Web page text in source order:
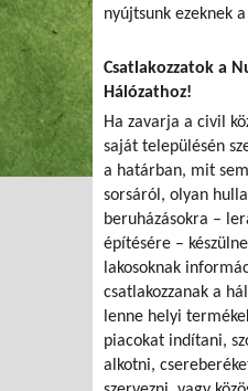
nyújtsunk ezeknek
Csatlakozzatok a
Hálózathoz!
Ha zavarja a civil
saját településén
a határban, mit
sorsáról, olyan
beruházásokra –
építésére –
lakosoknak
csatlakozzanak a
lenne helyi
piacokat indítani,
alkotni,